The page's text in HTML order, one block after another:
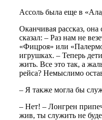
Ассоль была еще в
Оканчивая рассказ,
сказал: – Раз нам не
«Фицроя» или
игрушках. – Теперь
жить. Все это так, а
рейса? Немыслимо
– Я также могла бы
– Нет! – Лонгрен
жив, ты служить не